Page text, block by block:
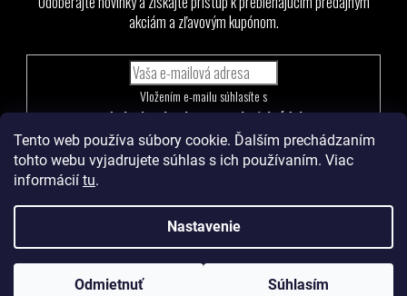
Tento web používa súbory cookie. Ďalším prechádzaním
tohto webu vyjadrujete súhlas s ich používaním. Viac
informácií tu.
Nastavenie
Odmietnuť Súhlasím
akciám a zľavovým kupónom.
podmienkami ochrany osobných údajov
PRIHLÁSIŤ
Vytvoril Shoptet Adatelier